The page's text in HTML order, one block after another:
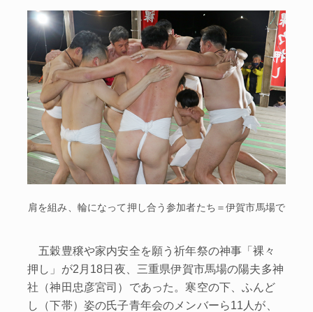
肩を組み、輪になって押し合う参加者たち＝伊賀市馬場で
五穀豊穣や家内安全を願う祈年祭の神事「裸々
押し」が2月18日夜、三重県伊賀市馬場の陽夫多神
社（神田忠彦宮司）であった。寒空の下、ふんど
し（下帯）姿の氏子青年会のメンバーら11人が、